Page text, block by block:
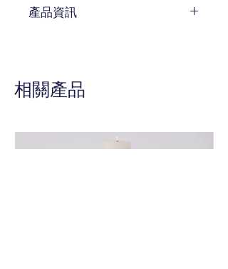
編號 ELK-8984-002
產品資訊
相關產品